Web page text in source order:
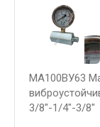
МА100ВУ63
3/8"-1/4"-3/8"